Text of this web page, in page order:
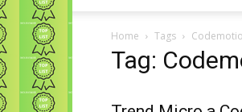
Home Tags
Tag: